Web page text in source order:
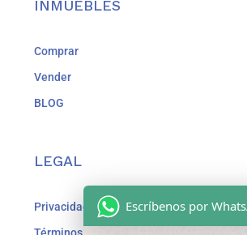
INMUEBLES
Comprar
Vender
BLOG
LEGAL
Privacidad
Escríbenos por